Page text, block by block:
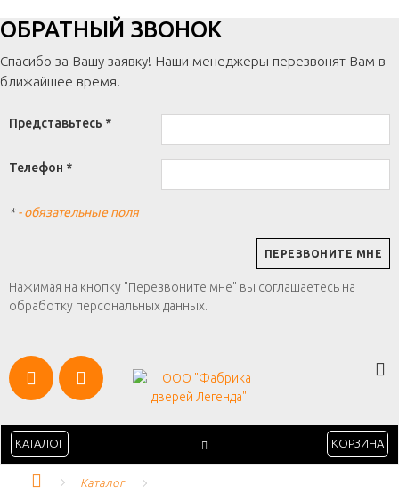
ОБРАТНЫЙ ЗВОНОК
Спасибо за Вашу заявку! Наши менеджеры перезвонят Вам в
ближайшее время.
Представьтесь *
Телефон *
*- обязательные поля
Нажимая на кнопку "Перезвоните мне" вы соглашаетесь на
обработку персональных данных.
КАТАЛОГ КОРЗИНА
Каталог